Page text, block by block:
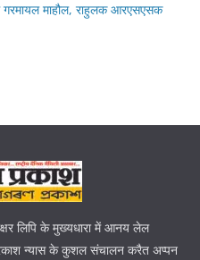
माहौल, राहुलक आरएसएसक
लिपि के मुख्यधारा में आनय लेल
न्यास के कुशल संचालन करैत अप्पन